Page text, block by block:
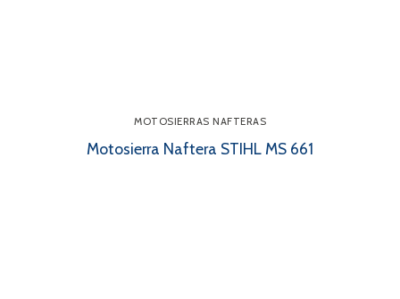
MOTOSIERRAS NAFTERAS
Motosierra Naftera STIHL MS 661